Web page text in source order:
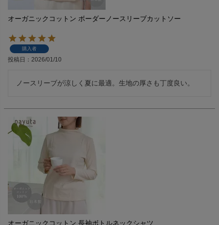
オーガニックコットン ボーダーノースリーブカットソー
購入者
投稿日 2026/01/10
ノースリーブが涼しく夏に最適。生地の厚さも丁度良い。
オーガニックコットン 長袖ボトルネックシャツ